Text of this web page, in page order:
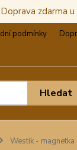
zdarma
podmínky
Hledat
Westík - magnetka